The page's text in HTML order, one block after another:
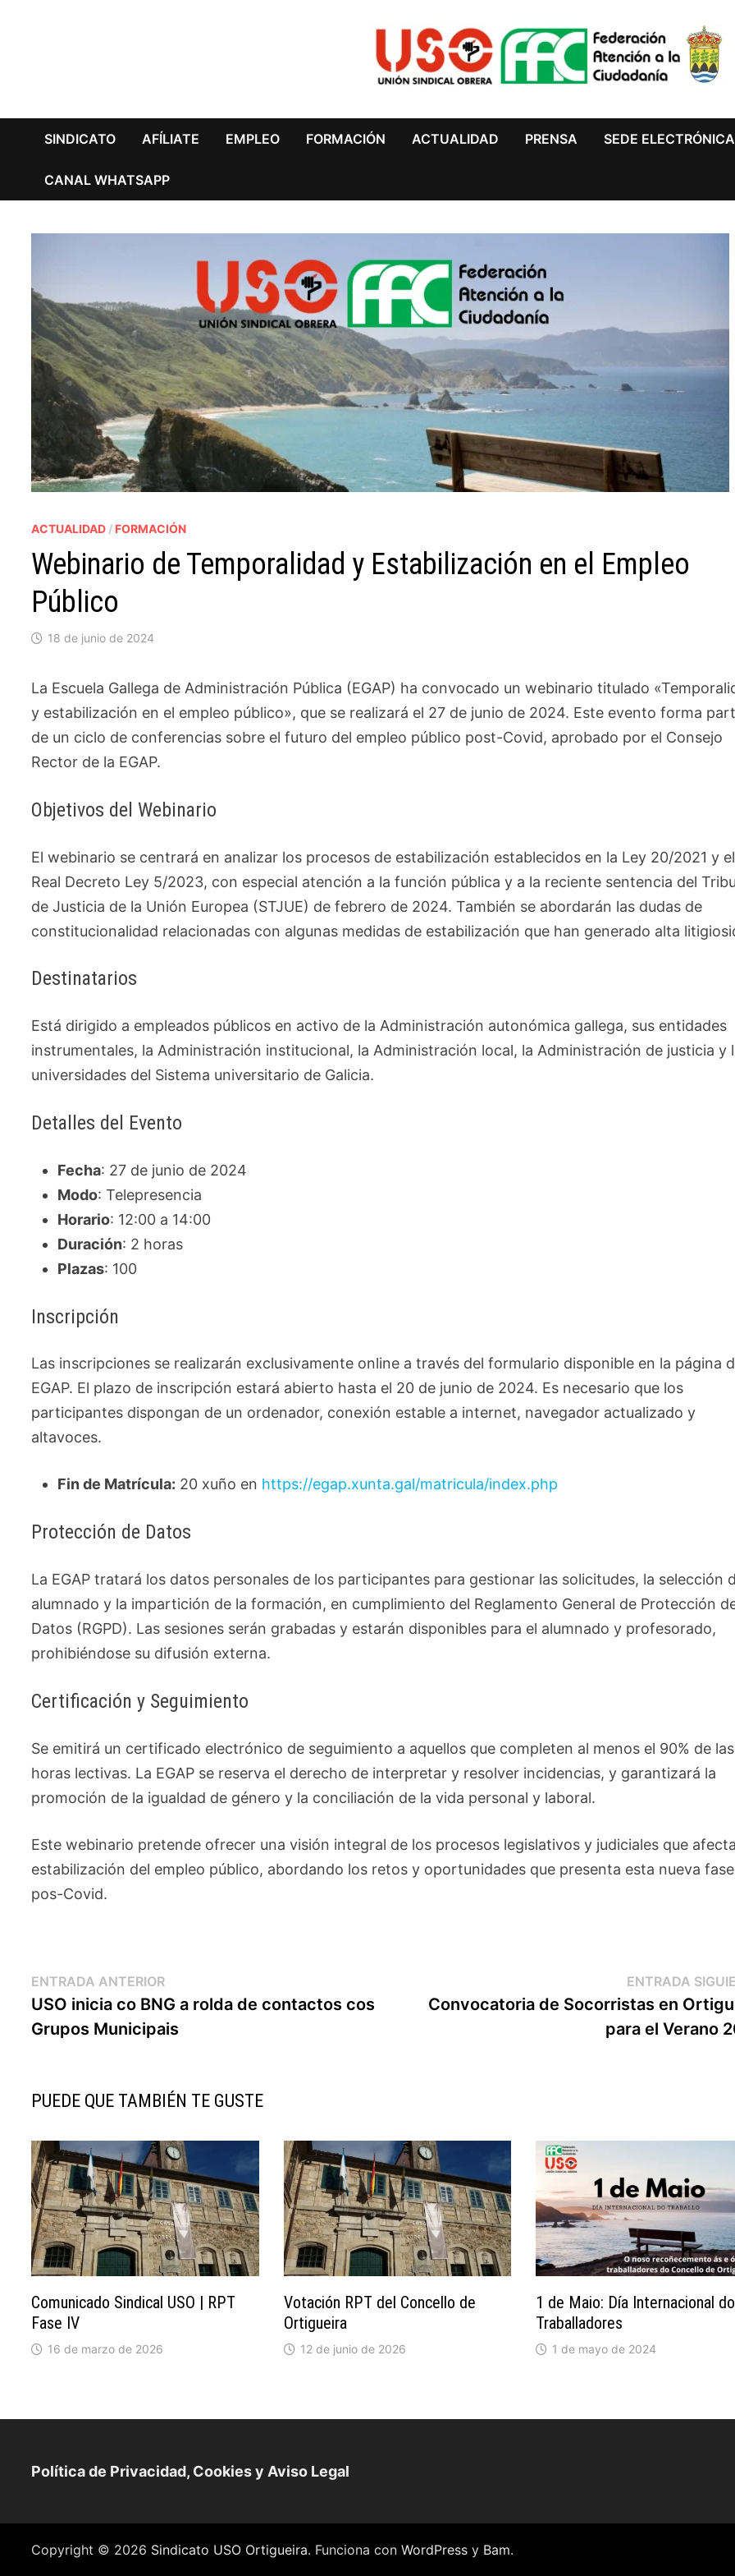
SINDICATO AFÍLIATE EMPLEO FORMACIÓN ACTUALIDAD PRENSA SEDE ELECTRÓNICA
CANAL WHATSAPP
ACTUALIDAD / FORMACIÓN
Webinario de Temporalidad y Estabilización en el Empleo
Público
18 de junio de 2024
La Escuela Gallega de Administración Pública (EGAP) ha convocado un webinario titulado
y estabilización en el empleo público», que se realizará el 27 de junio de 2024. Este evento forma
de un ciclo de conferencias sobre el futuro del empleo público post-Covid, aprobado por el Consejo
Rector de la EGAP.
Objetivos del Webinario
El webinario se centrará en analizar los procesos de estabilización establecidos en la Ley 20/2021 y el
Real Decreto Ley 5/2023, con especial atención a la función pública y a la reciente sentencia del
de Justicia de la Unión Europea (STJUE) de febrero de 2024. También se abordarán las dudas de
constitucionalidad relacionadas con algunas medidas de estabilización que han generado alta
Destinatarios
Está dirigido a empleados públicos en activo de la Administración autonómica gallega, sus entidades
instrumentales, la Administración institucional, la Administración local, la Administración de justicia y
universidades del Sistema universitario de Galicia.
Detalles del Evento
Fecha: 27 de junio de 2024
Modo: Telepresencia
Horario: 12:00 a 14:00
Duración: 2 horas
Plazas: 100
Inscripción
Las inscripciones se realizarán exclusivamente online a través del formulario disponible en la página
EGAP. El plazo de inscripción estará abierto hasta el 20 de junio de 2024. Es necesario que los
participantes dispongan de un ordenador, conexión estable a internet, navegador actualizado y
altavoces.
Fin de Matrícula: 20 xuño en https://egap.xunta.gal/matricula/index.php
Protección de Datos
La EGAP tratará los datos personales de los participantes para gestionar las solicitudes, la selección
alumnado y la impartición de la formación, en cumplimiento del Reglamento General de Protección
Datos (RGPD). Las sesiones serán grabadas y estarán disponibles para el alumnado y profesorado,
prohibiéndose su difusión externa.
Certificación y Seguimiento
Se emitirá un certificado electrónico de seguimiento a aquellos que completen al menos el 90% de las
horas lectivas. La EGAP se reserva el derecho de interpretar y resolver incidencias, y garantizará la
promoción de la igualdad de género y la conciliación de la vida personal y laboral.
Este webinario pretende ofrecer una visión integral de los procesos legislativos y judiciales que
estabilización del empleo público, abordando los retos y oportunidades que presenta esta nueva fase
pos-Covid.
Navegación
de
entradas
ENTRADA ANTERIOREntrada
anterior:
USO inicia co BNG a rolda de contactos cos
Grupos Municipais
ENTRADA
Convocatoria de Socorristas en
para el Verano
PUEDE QUE TAMBIÉN TE GUSTE
Comunicado Sindical USO | RPT
Fase IV
16 de marzo de 2026
Votación RPT del Concello de
Ortigueira
12 de junio de 2026
1 de Maio: Día Internacional
Traballadores
1 de mayo de 2024
Política de Privacidad, Cookies y Aviso Legal
Copyright © 2026 Sindicato USO Ortigueira. Funciona conWordPress y Bam.